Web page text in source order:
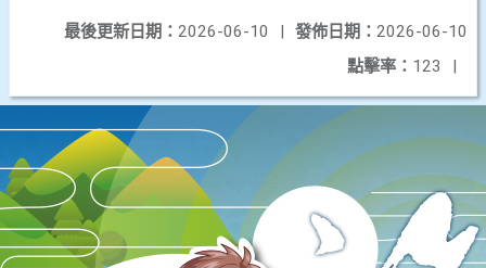
發佈日期： 2026-06-10
最後更新日期： 2026-06-10
|
點擊率： 123 |